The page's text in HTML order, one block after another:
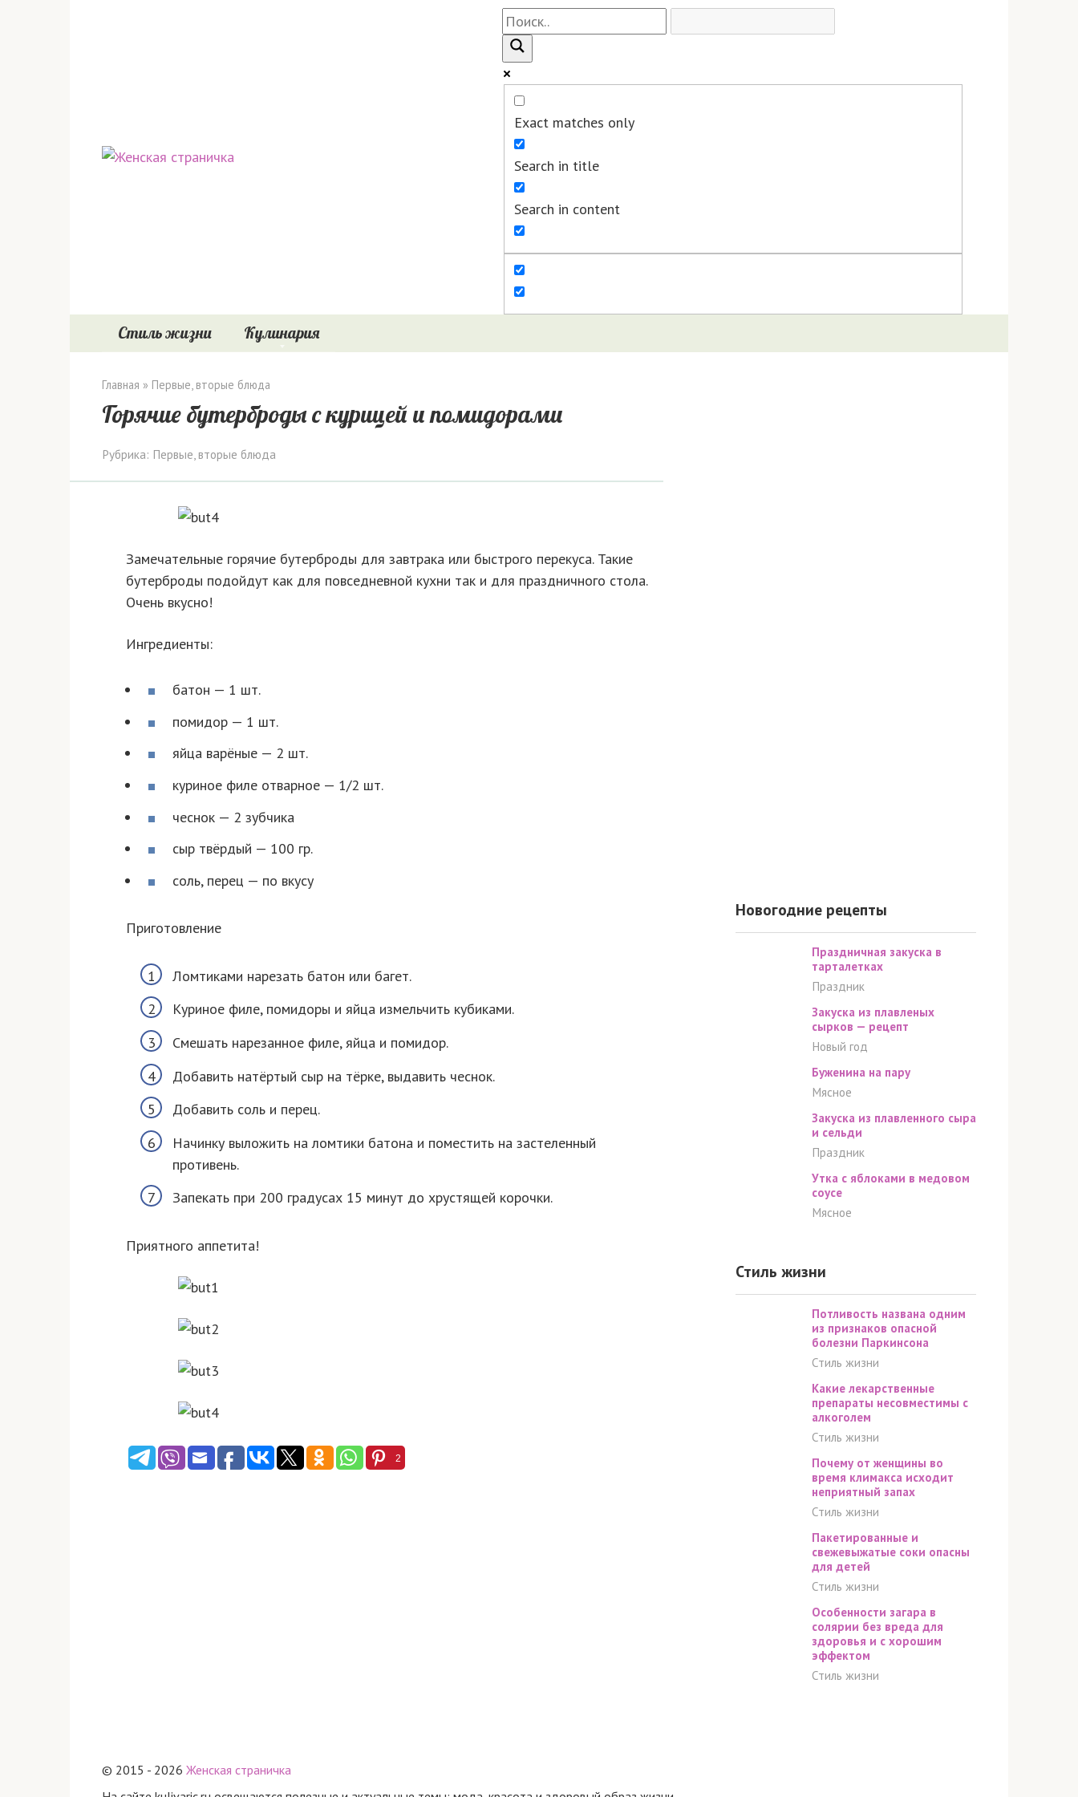
Exact matches only
Search in title
Search in content
Стиль жизни Кулинария
Главная » Первые, вторые блюда
Горячие бутерброды с курицей и помидорами
Рубрика: Первые, вторые блюда
Замечательные горячие бутерброды для завтрака или быстрого перекуса. Такие
бутерброды подойдут как для повседневной кухни так и для праздничного стола.
Очень вкусно!
Ингредиенты:
батон — 1 шт.
помидор — 1 шт.
яйца варёные — 2 шт.
куриное филе отварное — 1/2 шт.
чеснок — 2 зубчика
сыр твёрдый — 100 гр.
соль, перец — по вкусу
Приготовление
Ломтиками нарезать батон или багет.
Куриное филе, помидоры и яйца измельчить кубиками.
Смешать нарезанное филе, яйца и помидор.
Добавить натёртый сыр на тёрке, выдавить чеснок.
Добавить соль и перец.
Начинку выложить на ломтики батона и поместить на застеленный
противень.
Запекать при 200 градусах 15 минут до хрустящей корочки.
Приятного аппетита!
2
Новогодние рецепты
Праздничная закуска в
тарталетках
Праздник
Закуска из плавленых
сырков — рецепт
Новый год
Буженина на пару
Мясное
Закуска из плавленного сыра
и сельди
Праздник
Утка с яблоками в медовом
соусе
Мясное
Стиль жизни
Потливость названа одним
из признаков опасной
болезни Паркинсона
Стиль жизни
Какие лекарственные
препараты несовместимы с
алкоголем
Стиль жизни
Почему от женщины во
время климакса исходит
неприятный запах
Стиль жизни
Пакетированные и
свежевыжатые соки опасны
для детей
Стиль жизни
Особенности загара в
солярии без вреда для
здоровья и с хорошим
эффектом
Стиль жизни
© 2015 - 2026 Женская страничка